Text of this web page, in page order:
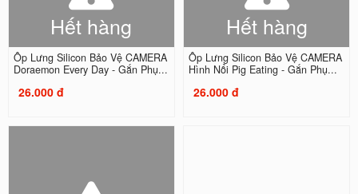
Hết hàng
Ốp Lưng Silicon Bảo Vệ CAMERA
Doraemon Every Day - Gắn Phụ...
26.000 đ
Hết hàng
Ốp Lưng Silicon Bảo Vệ CAMERA
Hình Nổi Pig Eating - Gắn Phụ...
26.000 đ